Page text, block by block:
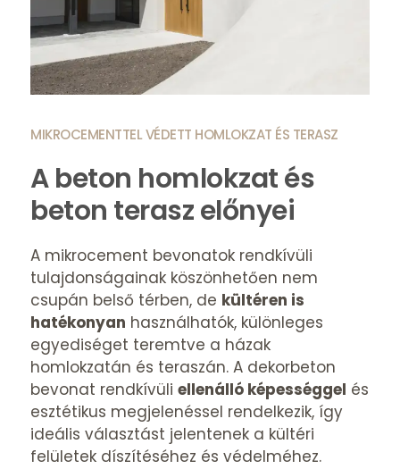
MIKROCEMENTTEL VÉDETT HOMLOKZAT ÉS TERASZ
A beton homlokzat és
beton terasz előnyei
A mikrocement bevonatok rendkívüli
tulajdonságainak köszönhetően nem
csupán belső térben, de kültéren is
hatékonyan használhatók, különleges
egyediséget teremtve a házak
homlokzatán és teraszán. A dekorbeton
bevonat rendkívüli ellenálló képességgel és
esztétikus megjelenéssel rendelkezik, így
ideális választást jelentenek a kültéri
felületek díszítéséhez és védelméhez.